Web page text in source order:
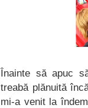
Înainte să apuc
treabă plănuită
mi-a venit la